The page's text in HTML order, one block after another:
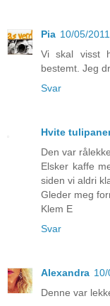
Pia 10/05/2011
Vi skal visst
bestemt. Jeg
Svar
Hvite
Den var
Elsker kaffe
siden vi aldri
Gleder meg
Klem E
Svar
Alexandra 10/
Denne var